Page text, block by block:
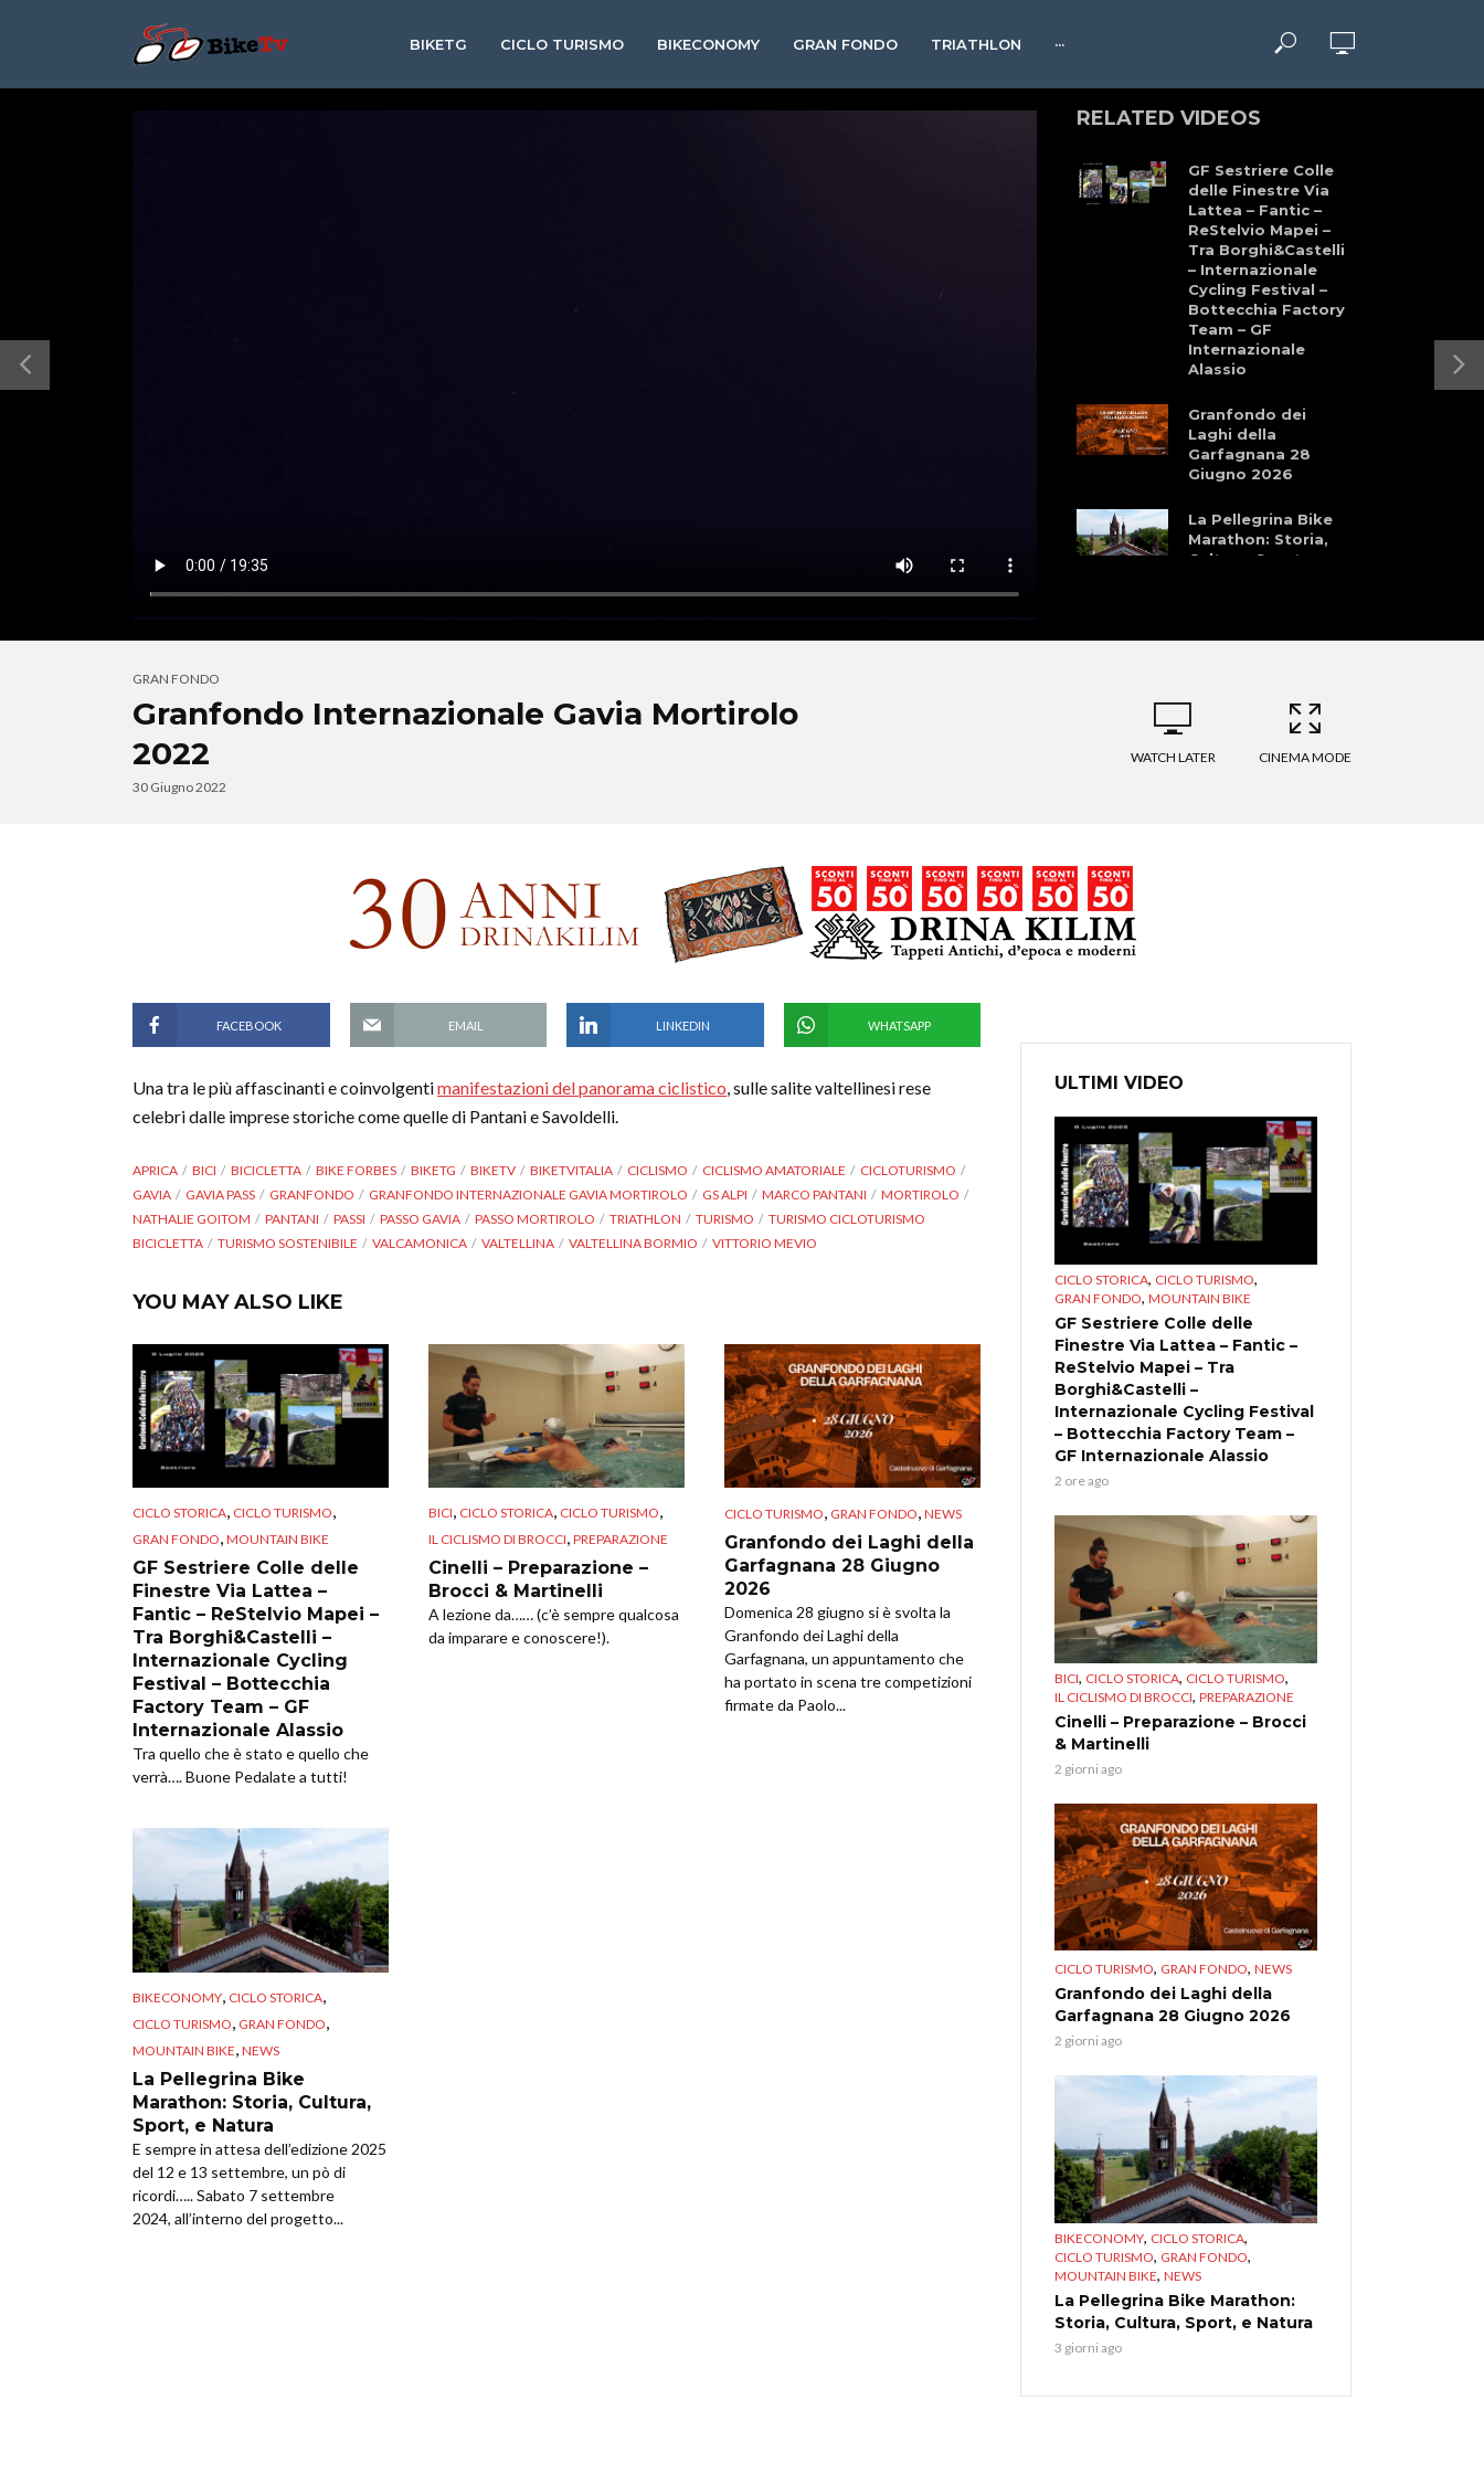
BIKETG CICLO TURISMO BIKECONOMY GRAN FONDO TRIATHLON ···
RELATED VIDEOS
GF Sestriere Colle
delle Finestre Via
Lattea – Fantic –
ReStelvio Mapei –
Tra Borghi&Castelli
– Internazionale
Cycling Festival –
Bottecchia Factory
Team – GF
Internazionale
Alassio
Granfondo dei
Laghi della
Garfagnana 28
Giugno 2026
La Pellegrina Bike
Marathon: Storia,
Cultura, Sport, e
Profumano di Sport
GRAN FONDO
Granfondo Internazionale Gavia Mortirolo
2022
30 Giugno 2022
WATCH LATER CINEMA MODE
FACEBOOK EMAIL LINKEDIN WHATSAPP
Una tra le più affascinanti e coinvolgentimanifestazioni del panorama ciclistico, sulle salite valtellinesi rese
celebri dalle imprese storiche come quelle di Pantani e Savoldelli.
APRICA BICI BICICLETTA BIKE FORBES BIKETG BIKETV BIKETVITALIA CICLISMO CICLISMO AMATORIALE
CICLOTURISMO
GAVIA
GAVIA PASS GRANFONDO GRANFONDO INTERNAZIONALE GAVIA MORTIROLO GS ALPI MARCO PANTANI
MORTIROLO
NATHALIE GOITOM
PANTANI PASSI PASSO GAVIA PASSO MORTIROLO TRIATHLON TURISMO
TURISMO CICLOTURISMO
BICICLETTA
TURISMO SOSTENIBILE VALCAMONICA VALTELLINA VALTELLINA BORMIO VITTORIO MEVIO
YOU MAY ALSO LIKE
CICLO STORICA, CICLO TURISMO,
GRAN FONDO, MOUNTAIN BIKE
GF Sestriere Colle delle
Finestre Via Lattea –
Fantic – ReStelvio Mapei –
Tra Borghi&Castelli –
Internazionale Cycling
Festival – Bottecchia
Factory Team – GF
Internazionale Alassio
Tra quello che è stato e quello che
verrà…. Buone Pedalate a tutti!
BICI, CICLO STORICA, CICLO TURISMO,
IL CICLISMO DI BROCCI, PREPARAZIONE
Cinelli – Preparazione –
Brocci & Martinelli
A lezione da…… (c’è sempre qualcosa
da imparare e conoscere!).
CICLO TURISMO, GRAN FONDO, NEWS
Granfondo dei Laghi della
Garfagnana 28 Giugno
2026
Domenica 28 giugno si è svolta la
Granfondo dei Laghi della
Garfagnana, un appuntamento che
ha portato in scena tre competizioni
firmate da Paolo...
BIKECONOMY CICLO STORICA
CICLO TURISMO GRAN FONDO
MOUNTAIN BIKE NEWS
La Pellegrina Bike
Marathon: Storia, Cultura,
Sport, e Natura
E sempre in attesa dell’edizione 2025
del 12 e 13 settembre, un pò di
ricordi….. Sabato 7 settembre
2024, all’interno del progetto...
ULTIMI VIDEO
CICLO STORICA, CICLO TURISMO,
GRAN FONDO, MOUNTAIN BIKE
GF Sestriere Colle delle
Finestre Via Lattea – Fantic –
ReStelvio Mapei – Tra
Borghi&Castelli –
Internazionale Cycling Festival
– Bottecchia Factory Team –
GF Internazionale Alassio
2 ore ago
BICI, CICLO STORICA, CICLO TURISMO,
IL CICLISMO DI BROCCI, PREPARAZIONE
Cinelli – Preparazione – Brocci
& Martinelli
2 giorni ago
CICLO TURISMO, GRAN FONDO, NEWS
Granfondo dei Laghi della
Garfagnana 28 Giugno 2026
2 giorni ago
BIKECONOMY, CICLO STORICA,
CICLO TURISMO, GRAN FONDO,
MOUNTAIN BIKE, NEWS
La Pellegrina Bike Marathon:
Storia, Cultura, Sport, e Natura
3 giorni ago